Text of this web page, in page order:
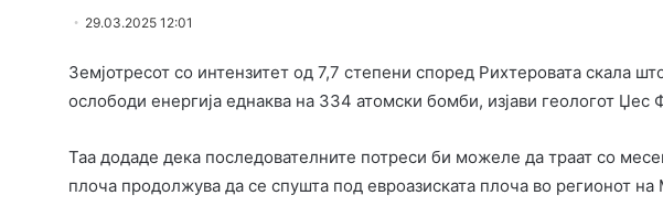
29.03.2025 12:01
Земјотресот со интензитет од 7,7 степени според Рихтеровата скала
ослободи енергија еднаква на 334 атомски бомби, изјави геологот
Таа додаде дека последователните потреси би можеле да траат со
плоча продолжува да се спушта под евроазиската плоча во регионот на